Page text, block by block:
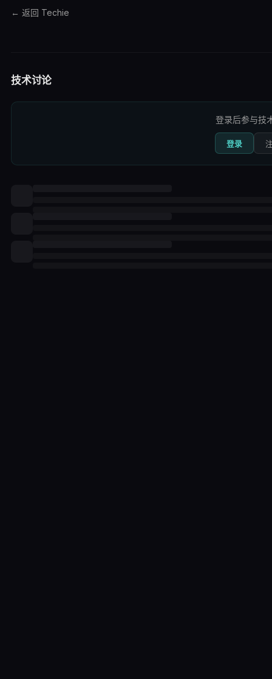
← 返回 Techie
技术讨论
登录后参与技
登录